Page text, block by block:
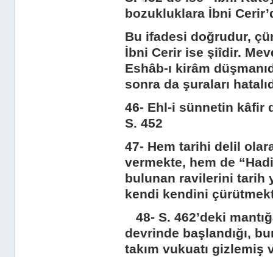
bozukluklara İbni
Bu ifadesi doğrudur,
İbni Cerir ise şiîdir.
Eshâb-ı kirâm
sonra da şuraları
46- Ehl-i sünnetin kâfir
S. 452
47- Hem tarihi delil
vermekte, hem de
bulunan ravilerini tarih
kendi kendini
48- S. 462’deki
devrinde başlandığı,
takım vukuatı gizlemiş